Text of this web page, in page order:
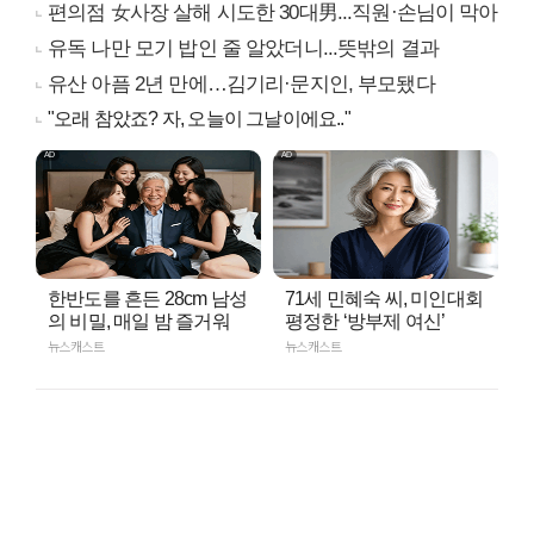
편의점 女사장 살해 시도한 30대男...직원·손님이 막아
유독 나만 모기 밥인 줄 알았더니...뜻밖의 결과
유산 아픔 2년 만에…김기리·문지인, 부모됐다
"오래 참았죠? 자, 오늘이 그날이에요.."
한반도를 흔든 28cm 남성
의 비밀, 매일 밤 즐거워
뉴스캐스트
71세 민혜숙 씨, 미인대회
평정한 ‘방부제 여신’
뉴스캐스트